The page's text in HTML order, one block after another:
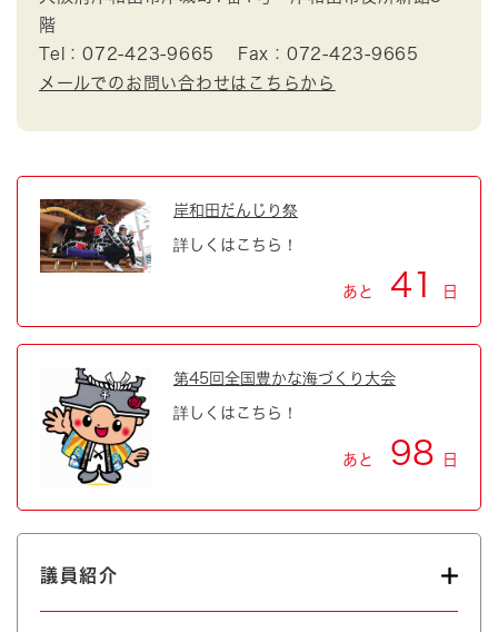
階
Tel：072-423-9665
Fax：072-423-9665
メールでのお問い合わせはこちらから
岸和田だんじり祭
詳しくはこちら！
あと 41 日
第45回全国豊かな海づくり大会
詳しくはこちら！
あと 98 日
議員紹介